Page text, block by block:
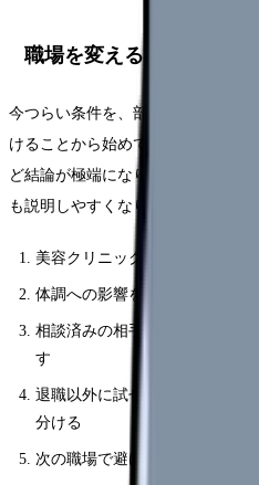
職場を変える前に確認する
今つらい条件を、部署・施設形態
けることから始めてください。頭
ど結論が極端になります。紙やメ
も説明しやすくなります。
美容クリニックへ行きたいと思
体調への影響を、睡眠・食欲
相談済みの相手、返答、変わ
す
退職以外に試せる選択肢を、休
分ける
次の職場で避けたい条件を3つに